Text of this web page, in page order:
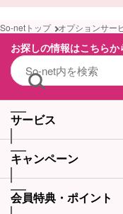
So-netトップ オプションサー
お探しの情報はこちらか
サービス
キャンペーン
会員特典・ポイント